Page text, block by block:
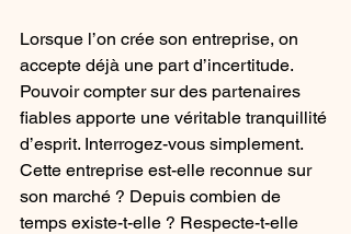
Lorsque l’on crée son entreprise, on
accepte déjà une part d’incertitude.
Pouvoir compter sur des partenaires
fiables apporte une véritable tranquillité
d’esprit. Interrogez-vous simplement.
Cette entreprise est-elle reconnue sur
son marché ? Depuis combien de
temps existe-t-elle ? Respecte-t-elle